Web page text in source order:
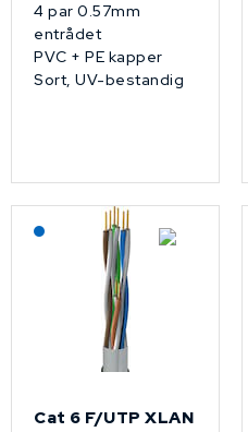
4 par 0.57mm
entrådet
PVC + PE kapper
Sort, UV-bestandig
Lagerført: NEK Kabel
Cat 6 F/UTP XLAN